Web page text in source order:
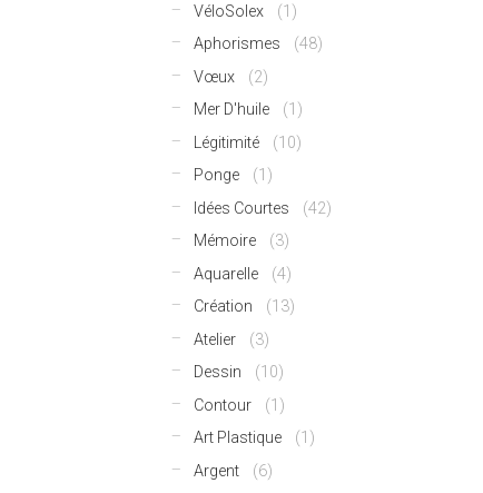
VéloSolex
(1)
Aphorismes
(48)
Vœux
(2)
Mer D'huile
(1)
Légitimité
(10)
Ponge
(1)
Idées Courtes
(42)
Mémoire
(3)
Aquarelle
(4)
Création
(13)
Atelier
(3)
Dessin
(10)
Contour
(1)
Art Plastique
(1)
Argent
(6)